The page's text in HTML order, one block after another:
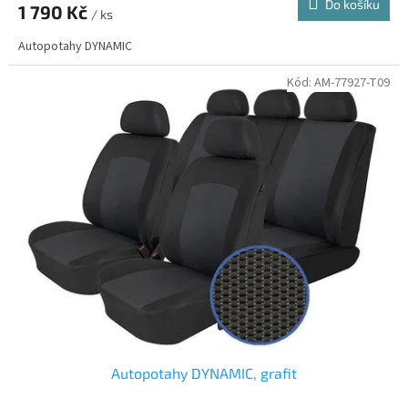
1 790 Kč / ks
Do košíku
Autopotahy DYNAMIC
Autopotahy DYNAMIC, grafit
Kód: AM-77927-T09